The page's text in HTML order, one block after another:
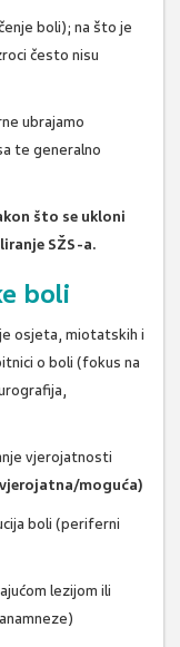
boli); na što je
često nisu
ubrajamo
te generalno
što se ukloni
SŽS-a.
boli
osjeta, miotatskih i
o boli (fokus na
vjerojatnosti
moguća)
boli (periferni
lezijom ili